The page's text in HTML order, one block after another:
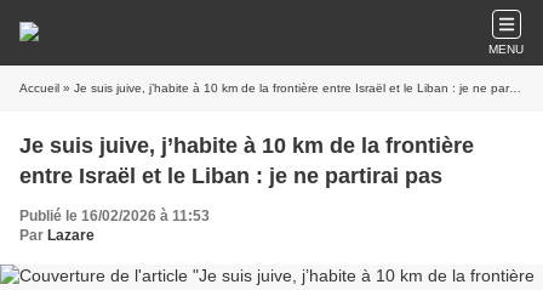
MENU
Accueil » Je suis juive, j’habite à 10 km de la frontière entre Israël et le Liban : je ne partirai pas
Je suis juive, j’habite à 10 km de la frontière
entre Israël et le Liban : je ne partirai pas
Publié le 16/02/2026 à 11:53
Par Lazare